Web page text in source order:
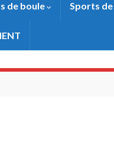
de boule Sports